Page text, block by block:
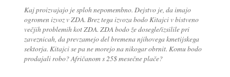
Kaj proizvajajo je sploh nepomembno. Dejstvo je, da imajo
ogromen izvoz v ZDA. Brez tega izvoza bodo Kitajci v bistveno
večjih problemih kot ZDA. ZDA bodo že dosegle/izsilile pri
zaveznicah, da prevzamejo del bremena njihovega kmetijskega
sektorja. Kitajci se pa ne morejo na nikogar obrnit. Komu bodo
prodajali robo? Afričanom s 25$ mesečne plače?